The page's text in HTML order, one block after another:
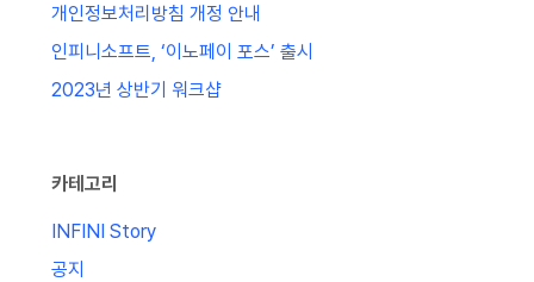
개인정보처리방침 개정 안내
인피니소프트, ‘이노페이 포스’ 출시
2023년 상반기 워크샵
카테고리
INFINI Story
공지